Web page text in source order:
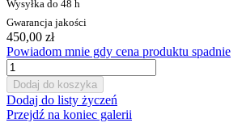
Wysyłka do 48 h
Gwarancja jakości
450,00 zł
Powiadom mnie gdy cena produktu spadnie
Dodaj do koszyka
Dodaj do listy życzeń
Przejdź na koniec galerii